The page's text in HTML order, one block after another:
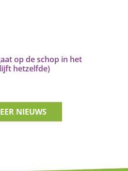
op de schop in het
hetzelfde)
NIEUWS